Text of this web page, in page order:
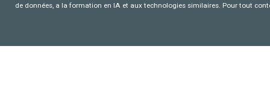
de données, a la formation en IA et aux technologies similaires. Pour tout